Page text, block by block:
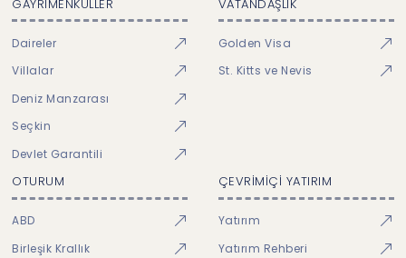
GAYRİMENKULLER
Daireler
Villalar
Deniz Manzarası
Seçkin
Devlet Garantili
VATANDAŞLIK
Golden Visa
St. Kitts ve Nevis
OTURUM
ABD
Birleşik Krallık
ÇEVRİMİÇİ YATIRIM
Yatırım
Yatırım Rehberi